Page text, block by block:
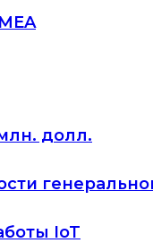
долл.
IoT